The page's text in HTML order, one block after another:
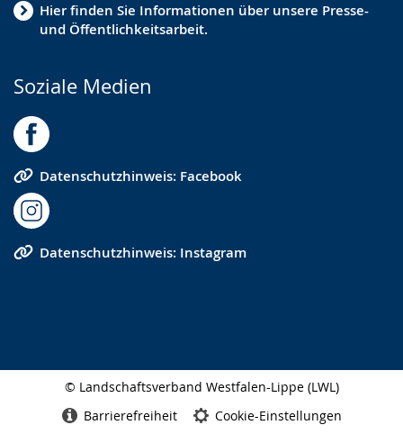
Hier finden Sie Informationen über unsere Presse-
und Öffentlichkeitsarbeit.
Soziale Medien
Datenschutzhinweis: Facebook
Datenschutzhinweis: Instagram
© Landschaftsverband Westfalen-Lippe (LWL)
Barrierefreiheit Cookie-Einstellungen